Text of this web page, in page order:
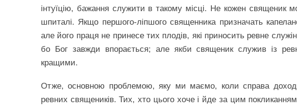
інтуїцію, бажання служити в такому місці. Не кожен священик
шпиталі. Якщо першого-ліпшого священника призначать
але його праця не принесе тих плодів, які приносить ревне
бо Бог завжди впорається; але якби священик служив із
кращими.
Отже, основною проблемою, яку ми маємо, коли справа
ревних священиків. Тих, хто цього хоче і йде за цим